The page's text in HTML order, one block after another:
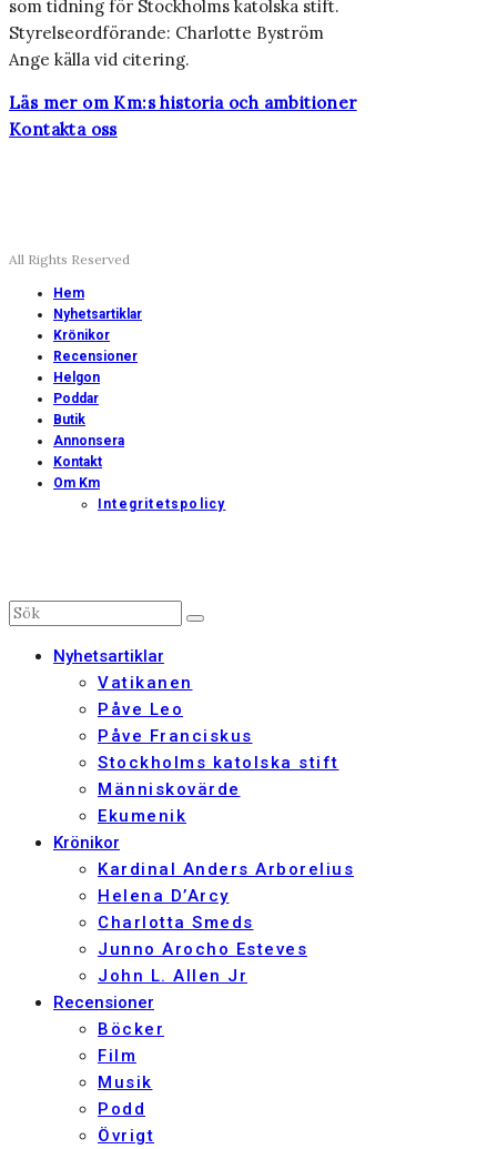
som tidning för Stockholms katolska stift.
Styrelseordförande: Charlotte Byström
Ange källa vid citering.
Läs mer om Km:s historia och ambitioner
Kontakta oss
All Rights Reserved
Hem
Nyhetsartiklar
Krönikor
Recensioner
Helgon
Poddar
Butik
Annonsera
Kontakt
Om Km
Integritetspolicy
Nyhetsartiklar
Vatikanen
Påve Leo
Påve Franciskus
Stockholms katolska stift
Människovärde
Ekumenik
Krönikor
Kardinal Anders Arborelius
Helena D’Arcy
Charlotta Smeds
Junno Arocho Esteves
John L. Allen Jr
Recensioner
Böcker
Film
Musik
Podd
Övrigt